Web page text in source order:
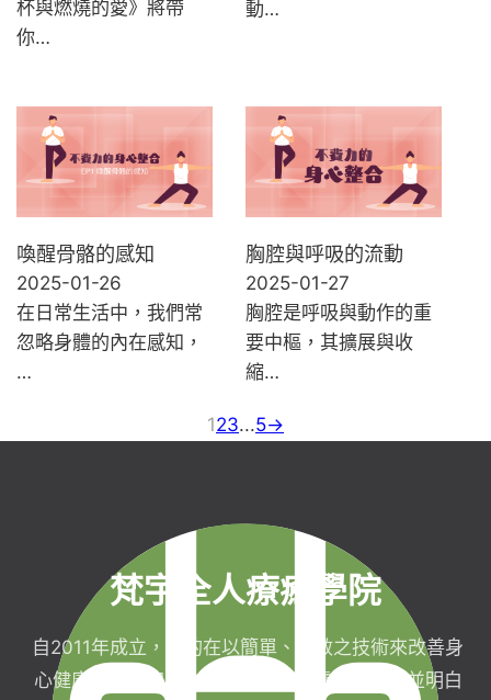
杯與燃燒的愛》將帶
你…
動…
喚醒骨骼的感知
2025-01-26
在日常生活中，我們常
忽略身體的內在感知，
…
胸腔與呼吸的流動
2025-01-27
胸腔是呼吸與動作的重
要中樞，其擴展與收
縮…
123...5→
梵宇全人療癒學院
自2011年成立，目的在以簡單、有效之技術來改善身
心健康，協助完成生命目標與實現靈性生活，並明白